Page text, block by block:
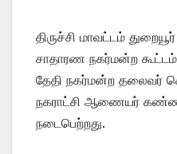
திருச்சி மாவட்டம்
சாதாரண நகர்மன்ற
தேதி நகர்மன்ற தலைவர்
நகராட்சி ஆணையர்
நடைபெற்றது.